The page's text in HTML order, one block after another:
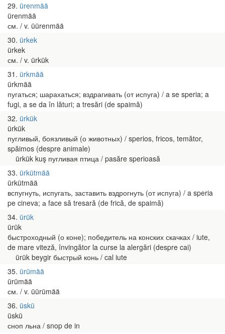
29 ürenmää
ürenmää
см. / v. üürenmää
30 ürkek
ürkek
см. / v. ürkük
31 ürkmää
ürkmää
пугаться; шарахаться; вздрагивать (от испуга) / a se speria; a
fugi, a se da în lături; a tresări (de spaimă)
32 ürkük
ürkük
пугливый, боязливый (о животных) / sperios, fricos, temător,
spăimos (despre animale)
ürkük kuş пугливая птица / pasăre sperioasă
33 ürkütmää
ürkütmää
вспугнуть, испугать, заставить вздрогнуть (от испуга) / a speria
pe cineva; а face să tresară (de frică, de spaimă)
34 ürük
ürük
быстроходный (о коне); победитель на конских скачках / iute,
de mare viteză, învingător la curse la alergări (despre cai)
ürük beygir быстрый конь / cal iute
35 ürümää
ürümää
см. / v. üürümää
36 üskü
üskü
сноп льна / snop de in